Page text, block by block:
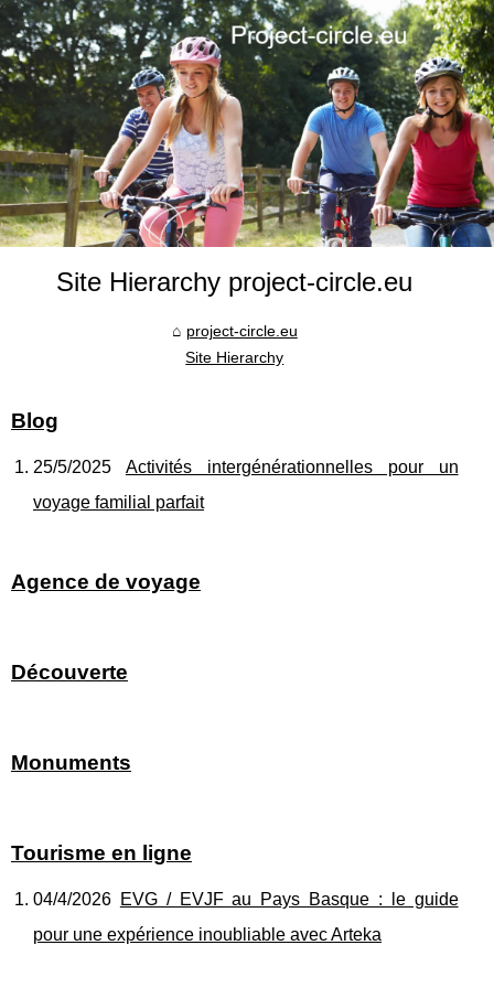
Site Hierarchy project-circle.eu
project-circle.eu
Site Hierarchy
Blog
25/5/2025 Activités intergénérationnelles pour un
voyage familial parfait
Agence de voyage
Découverte
Monuments
Tourisme en ligne
04/4/2026 EVG / EVJF au Pays Basque : le guide
pour une expérience inoubliable avec Arteka